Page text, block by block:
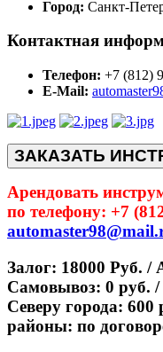
Город: Санкт-
Контактная
Телефон: +7 (812)
E-Mail:
ЗАКАЗАТЬ
Арендовать
по телефону: +7
Залог: 18000 Руб. /
Самовывоз: 0 руб. /
Северу города: 600
районы: по